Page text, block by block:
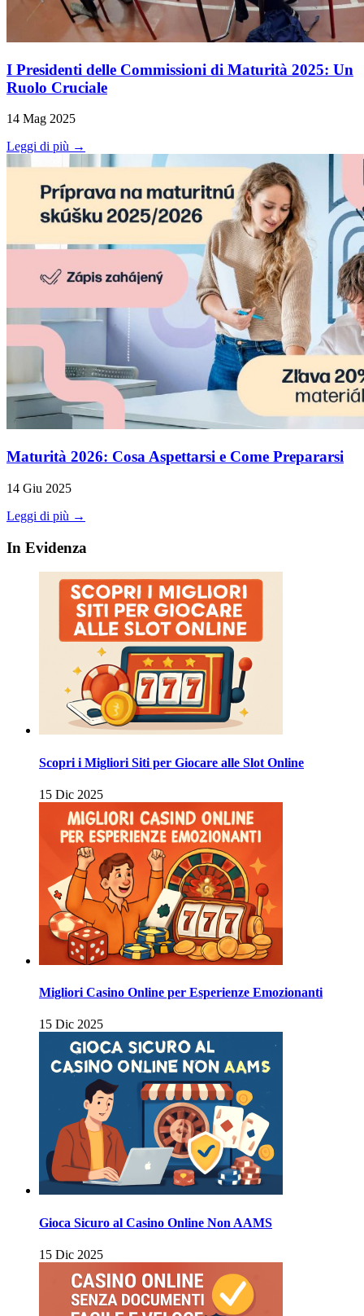
I Presidenti delle Commissioni di Maturità 2025: Un
Ruolo Cruciale
14 Mag 2025
Leggi di più →
Maturità 2026: Cosa Aspettarsi e Come Prepararsi
14 Giu 2025
Leggi di più →
In Evidenza
Scopri i Migliori Siti per Giocare alle Slot Online
15 Dic 2025
Migliori Casino Online per Esperienze Emozionanti
15 Dic 2025
Gioca Sicuro al Casino Online Non AAMS
15 Dic 2025